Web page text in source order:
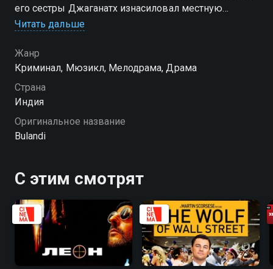
его сестры Джаганатх изнасиловал местную
красавицу, он заставляет его жениться на
Читать дальше
Жанр
Криминал, Мюзикл, Мелодрама, Драма
Страна
Индия
Оригинальное название
Bulandi
С этим смотрят